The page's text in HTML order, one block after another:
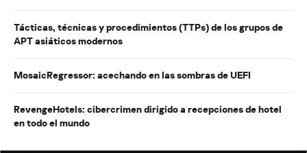
Tácticas, técnicas y procedimientos (TTPs) de los grupos de
APT asiáticos modernos
MosaicRegressor: acechando en las sombras de UEFI
RevengeHotels: cibercrimen dirigido a recepciones de hotel
en todo el mundo